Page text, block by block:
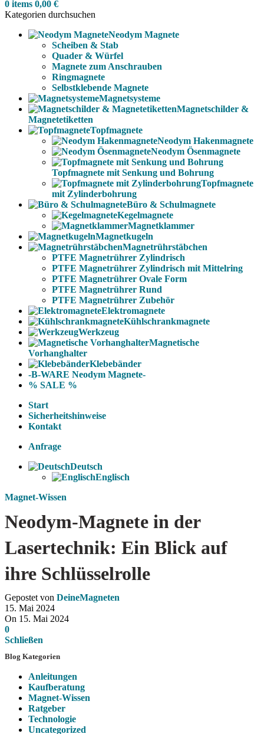
0 items 0,00 €
Kategorien durchsuchen
Neodym Magnete
Scheiben & Stab
Quader & Würfel
Magnete zum Anschrauben
Ringmagnete
Selbstklebende Magnete
Magnetsysteme
Magnetschilder &
Magnetetiketten
Topfmagnete
Neodym Hakenmagnete
Neodym Ösenmagnete
Topfmagnete mit Senkung und Bohrung
Topfmagnete
mit Zylinderbohrung
Büro & Schulmagnete
Kegelmagnete
Magnetklammer
Magnetkugeln
Magnetrührstäbchen
PTFE Magnetrührer Zylindrisch
PTFE Magnetrührer Zylindrisch mit Mittelring
PTFE Magnetrührer Ovale Form
PTFE Magnetrührer Rund
PTFE Magnetrührer Zubehör
Elektromagnete
Kühlschrankmagnete
Werkzeug
Magnetische
Vorhanghalter
Klebebänder
-B-WARE Neodym Magnete-
% SALE %
Start
Sicherheitshinweise
Kontakt
Anfrage
Deutsch
Englisch
Magnet-Wissen
Neodym-Magnete in der
Lasertechnik: Ein Blick auf
ihre Schlüsselrolle
Gepostet von DeineMagneten
15. Mai 2024
On 15. Mai 2024
0
Schließen
Blog Kategorien
Anleitungen
Kaufberatung
Magnet-Wissen
Ratgeber
Technologie
Uncategorized